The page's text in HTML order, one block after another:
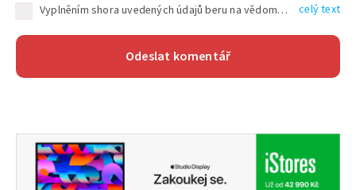
Vyplněním shora uvedených údajů beru na vědomí, že společnost TEXT FACTORY s.r.o., sídlem Brno, Durďákova 336/29, Černá Pole, PSČ: 613 00, IČ: 06157831, zapsané u Krajského soudu v Brně, oddíl C, vložka 100399, bude zpracovávat mé osobní údaje uvedené v rámci mnou vyplněného registračního formuláře na základě oprávněných zájmů TEXT FACTORY s.r.o. dle čl. 6 odst. 1 písm. f) GDPR a pro splnění právních povinností (čl. 6 odst. 1 písm. c) GDPR), a to pro tyto účely: nezbytnost zajistit oprávnění návštěvníka webových stránek provozovaných společností TEXT FACTORY s.r.o. přispívat aktivně ke zveřejněným článkům nebo v rámci diskusních fór a výkon práv TEXT FACTORY s.r.o. jako administrátora těchto diskusních fór. Více informací o zpracování osobních údajů a právech lze nalézt v celý text